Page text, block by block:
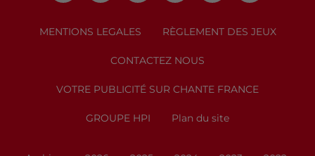
MENTIONS LEGALES RÈGLEMENT DES JEUX
CONTACTEZ NOUS
VOTRE PUBLICITÉ SUR CHANTE FRANCE
GROUPE HPI Plan du site